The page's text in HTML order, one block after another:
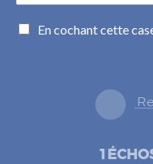
a
C
En cochant cette